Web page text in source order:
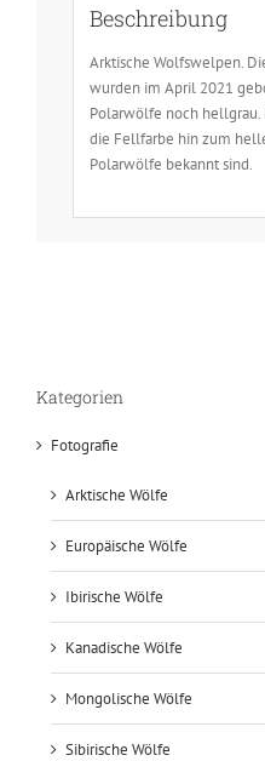
Beschreibung
Arktische Wolfswelpen.
wurden im April 2021
Polarwölfe noch hellgrau.
die Fellfarbe hin zum
Polarwölfe bekannt sind.
Kategorien
Fotografie
Arktische Wölfe
Europäische Wölfe
Ibirische Wölfe
Kanadische Wölfe
Mongolische Wölfe
Sibirische Wölfe